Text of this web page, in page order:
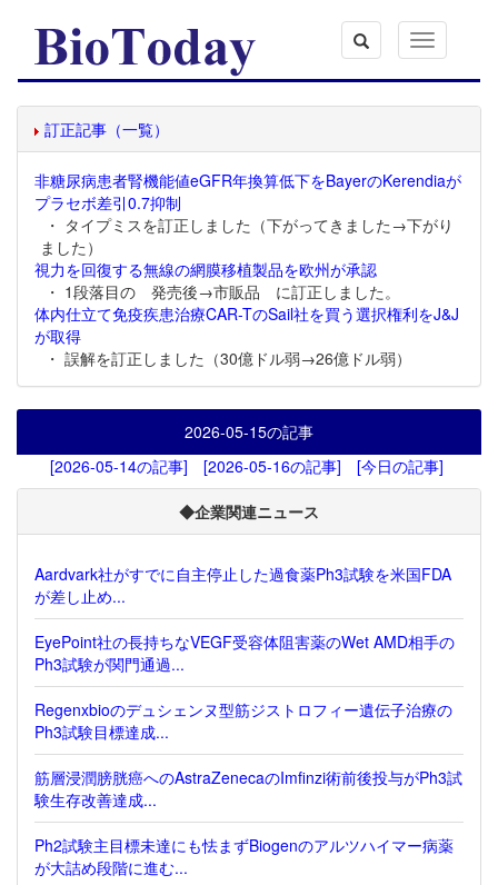
Toggle
navigation
訂正記事（一覧）
非糖尿病患者腎機能値eGFR年換算低下をBayerのKerendiaが
プラセボ差引0.7抑制
・ タイプミスを訂正しました（下がってきました→下がり
ました）
視力を回復する無線の網膜移植製品を欧州が承認
・ 1段落目の 発売後→市販品 に訂正しました。
体内仕立て免疫疾患治療CAR-TのSail社を買う選択権利をJ&J
が取得
・ 誤解を訂正しました（30億ドル弱→26億ドル弱）
2026-05-15の記事
[2026-05-14の記事]
[2026-05-16の記事] [今日の記事]
◆企業関連ニュース
Aardvark社がすでに自主停止した過食薬Ph3試験を米国FDA
が差し止め...
EyePoint社の長持ちなVEGF受容体阻害薬のWet AMD相手の
Ph3試験が関門通過...
Regenxbioのデュシェンヌ型筋ジストロフィー遺伝子治療の
Ph3試験目標達成...
筋層浸潤膀胱癌へのAstraZenecaのImfinzi術前後投与がPh3試
験生存改善達成...
Ph2試験主目標未達にも怯まずBiogenのアルツハイマー病薬
が大詰め段階に進む...